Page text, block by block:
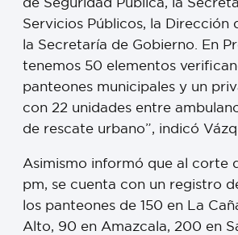
Servicios Públicos, la Dirección
la Secretaría de Gobierno. En
tenemos 50 elementos
panteones municipales y un
con 22 unidades entre
de rescate urbano”, indicó
Asimismo informó que al corte
pm, se cuenta con un registro
los panteones de 150 en La
Alto, 90 en Amazcala, 200 en